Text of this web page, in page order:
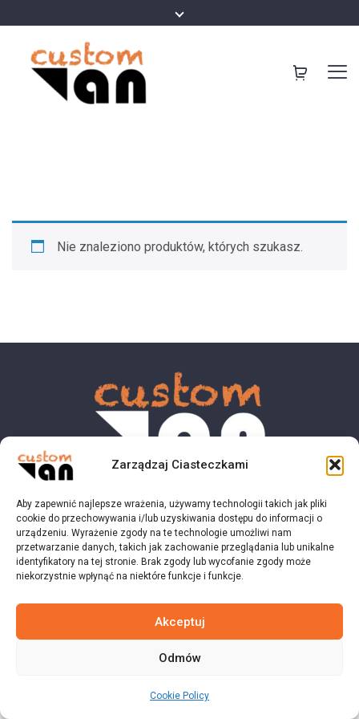
Zarządzaj Ciasteczkami
Aby zapewnić najlepsze wrażenia, używamy technologii takich jak pliki
cookie do przechowywania i/lub uzyskiwania dostępu do informacji o
urządzeniu. Wyrażenie zgody na te technologie umożliwi nam
przetwarzanie danych, takich jak zachowanie przeglądania lub unikalne
identyfikatory na tej stronie. Brak zgody lub wycofanie zgody może
niekorzystnie wpłynąć na niektóre funkcje i funkcje.
Akceptuj
Odmów
Cookie Policy
Nie znaleziono produktów, których szukasz.
© 2023 customvan.pl - Wszystkie prawa zastrzeżone.